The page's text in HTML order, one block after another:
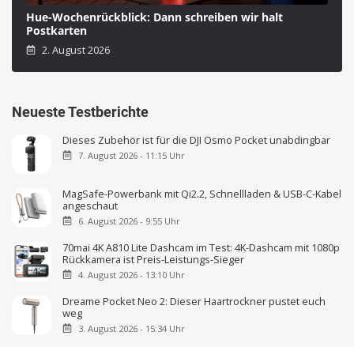
Hue-Wochenrückblick: Dann schreiben wir halt
Postkarten
2. August 2026
Neueste Testberichte
Dieses Zubehör ist für die DJI Osmo Pocket unabdingbar
7. August 2026 - 11:15 Uhr
MagSafe-Powerbank mit Qi2.2, Schnellladen & USB-C-Kabel
angeschaut
6. August 2026 - 9:55 Uhr
70mai 4K A810 Lite Dashcam im Test: 4K-Dashcam mit 1080p
Rückkamera ist Preis-Leistungs-Sieger
4. August 2026 - 13:10 Uhr
Dreame Pocket Neo 2: Dieser Haartrockner pustet euch
weg
3. August 2026 - 15:34 Uhr